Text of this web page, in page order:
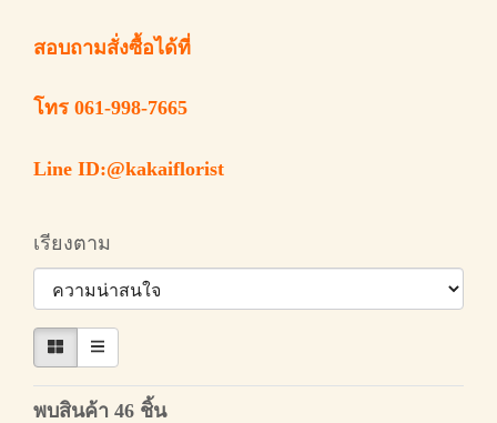
สอบถามสั่งซื้อได้ที่
โทร 061-998-7665
Line ID:@kakaiflorist
เรียงตาม
พบสินค้า 46 ชิ้น